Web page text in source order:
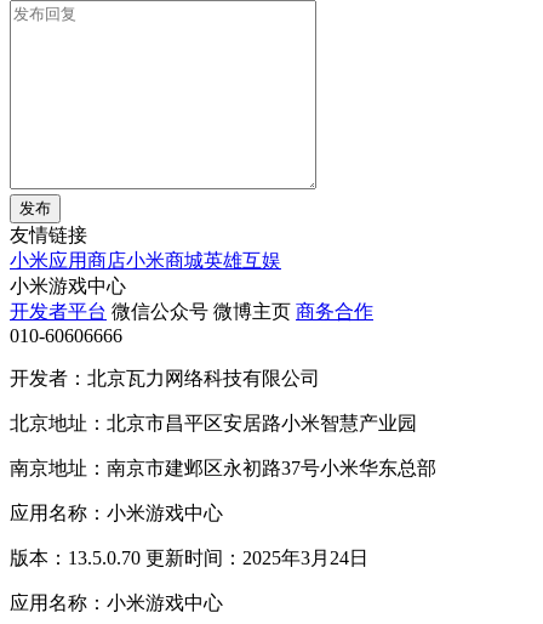
发布
友情链接
小米应用商店小米商城英雄互娱
小米游戏中心
开发者平台 微信公众号 微博主页 商务合作
010-60606666
开发者：北京瓦力网络科技有限公司
北京地址：北京市昌平区安居路小米智慧产业园
南京地址：南京市建邺区永初路37号小米华东总部
应用名称：小米游戏中心
版本：13.5.0.70 更新时间：2025年3月24日
应用名称：小米游戏中心